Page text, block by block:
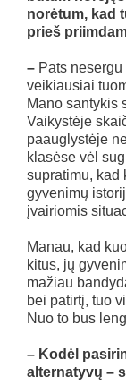
norėtum, kad
prieš
– Pats
veikiausiai
Mano santykis
Vaikystėje
paauglystėje
klasėse vėl
supratimu, kad
gyvenimų
įvairiomis
Manau, kad
kitus, jų
mažiau
bei patirtį, tuo
Nuo to bus
– Kodėl
alternatyvų –